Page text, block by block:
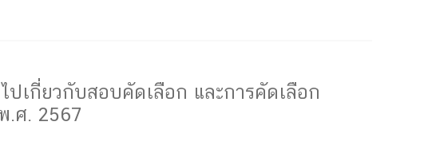
ปเกี่ยวกับสอบคัดเลือก และการคัดเลือก
.ศ. 2567